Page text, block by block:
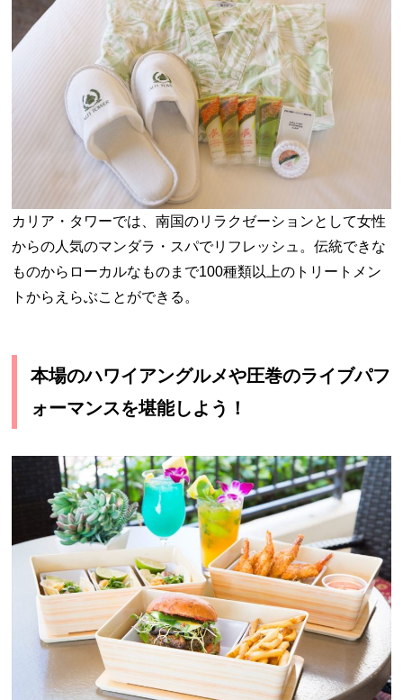
カリア・タワーでは、南国のリラクゼーションとして女性
からの人気のマンダラ・スパでリフレッシュ。伝統できな
ものからローカルなものまで100種類以上のトリートメン
トからえらぶことができる。
本場のハワイアングルメや圧巻のライブパフ
ォーマンスを堪能しよう！